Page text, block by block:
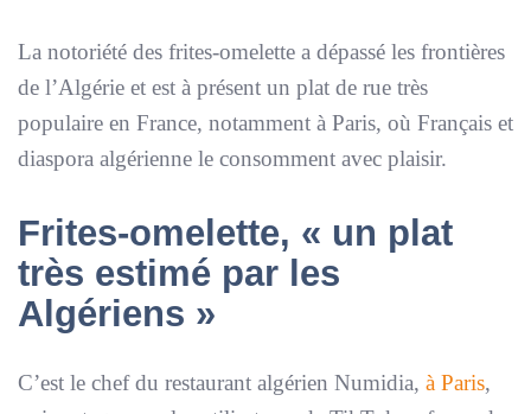
La notoriété des frites-omelette a dépassé les frontières
de l’Algérie et est à présent un plat de rue très
populaire en France, notamment à Paris, où Français et
diaspora algérienne le consomment avec plaisir.
Frites-omelette, « un plat
très estimé par les
Algériens »
C’est le chef du restaurant algérien Numidia, à Paris,